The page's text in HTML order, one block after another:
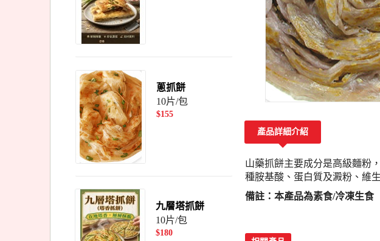
蔥抓餅
10片/包
$155
九層塔抓餅
10片/包
$180
產品詳細介紹
山藥抓餅主要成分是高級麵粉
種胺基酸、蛋白質及澱粉、維
備註：本產品為素食/冷凍生食